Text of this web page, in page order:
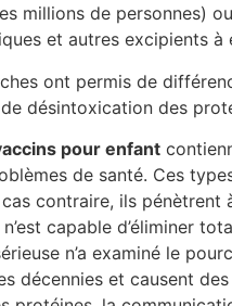
millions de personnes)
et autres excipients à
ont permis de
désintoxication des
pour enfant
de santé. Ces
contraire, ils
capable d’éliminer
n’a examiné le
décennies et causent